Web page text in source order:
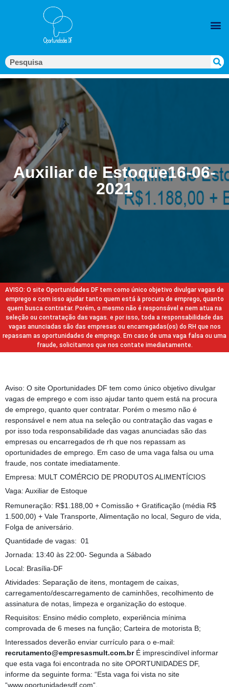
Auxiliar de Estoque16-06-
2021
AVISO: O site Oportunidades DF tem como único objetivo divulgar vagas de
emprego e com isso ajudar tanto quem está à procura de emprego, quanto
quem busca contratar. Porém, o mesmo não é responsável e nem atua na
seleção ou contratação das vagas. e por isso, toda a responsabilidade das
vagas anunciadas são das empresas ou encarregadas(os) do RH que nos
repassam as oportunidades de emprego. Em caso de uma vaga falsa ou uma
fraude, solicitamos que nos contate imediatamente.
Aviso: O site Oportunidades DF tem como único objetivo divulgar
vagas de emprego e com isso ajudar tanto quem está na procura
de emprego, quanto quer contratar. Porém o mesmo não é
responsável e nem atua na seleção ou contratação das vagas e
por isso toda responsabilidade das vagas anunciadas são das
empresas ou encarregados de rh que nos repassam as
oportunidades de emprego. Em caso de uma vaga falsa ou uma
fraude, nos contate imediatamente.
Empresa: MULT COMÉRCIO DE PRODUTOS ALIMENTÍCIOS
Vaga: Auxiliar de Estoque
Remuneração: R$1.188,00 + Comissão + Gratificação (média R$
1.500,00) + Vale Transporte, Alimentação no local, Seguro de vida,
Folga de aniversário.
Quantidade de vagas: 01
Jornada: 13:40 às 22:00- Segunda a Sábado
Local: Brasília-DF
Atividades: Separação de itens, montagem de caixas,
carregamento/descarregamento de caminhões, recolhimento de
assinatura de notas, limpeza e organização do estoque.
Requisitos: Ensino médio completo, experiência mínima
comprovada de 6 meses na função; Carteira de motorista B;
Interessados deverão enviar currículo para o e-mail:
recrutamento@empresasmult.com.brÉ imprescindível informar
que esta vaga foi encontrada no site OPORTUNIDADES DF,
informe da seguinte forma: “Esta vaga foi vista no site
“www.oportunidadesdf.com“.